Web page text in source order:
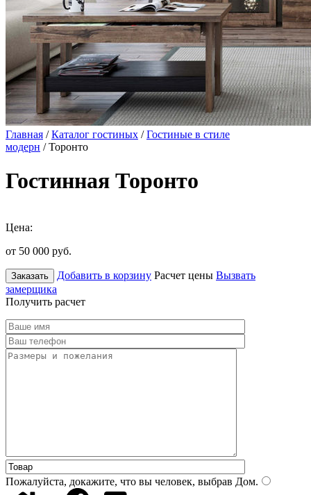
Главная /Каталог гостиных /Гостиные в стиле
модерн / Торонто
Гостинная Торонто
Цена:
от 50 000 руб.
Заказать Добавить в корзину Расчет цены Вызвать
замерщика
Получить расчет
Пожалуйста, докажите, что вы человек, выбрав Дом.